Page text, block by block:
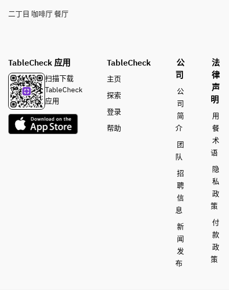
二丁目 咖啡厅 餐厅
TableCheck 应用
扫描下载
TableCheck
应用
TableCheck
主页
探索
登录
帮助
公
司
公
司
简
介
团
队
招
聘
信
息
新
闻
发
布
法
律
声
明
用
餐
术
语
隐
私
政
策
付
款
政
策